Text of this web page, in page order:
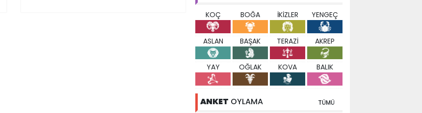
KOÇ BOĞA İKİZLER YENGEÇ
ASLAN BAŞAK TERAZİ AKREP
YAY OĞLAK KOVA BALIK
ANKET OYLAMA TÜMÜ